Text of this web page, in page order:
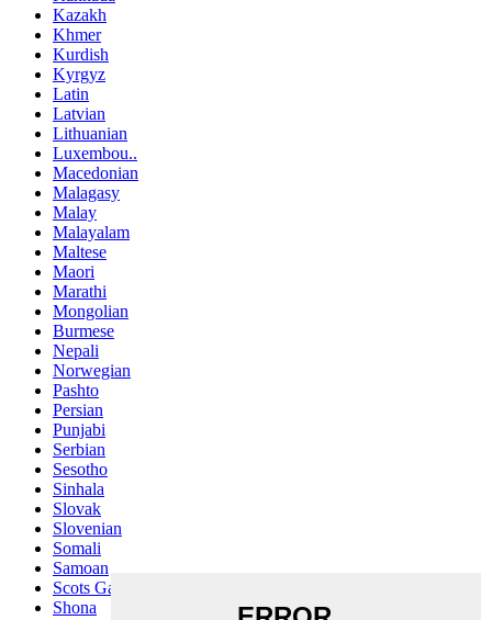
Kazakh
Khmer
Kurdish
Kyrgyz
Latin
Latvian
Lithuanian
Luxembou..
Macedonian
Malagasy
Malay
Malayalam
Maltese
Maori
Marathi
Mongolian
Burmese
Nepali
Norwegian
Pashto
Persian
Punjabi
Serbian
Sesotho
Sinhala
Slovak
Slovenian
Somali
Samoan
Scots Gaelic
Shona